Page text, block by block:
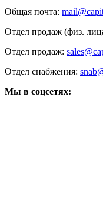
Общая почта:
Отдел продаж (физ.
Отдел продаж:
Отдел снабжения:
Мы в соцсетях: